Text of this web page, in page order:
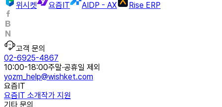
위시켓
요즘IT AIDP - AX Rise ERP
고객 문의
02-6925-4867
10:00-18:00주말·공휴일 제외
yozm_help@wishket.com
요즘IT
요즘IT 소개작가 지원
기타 문의